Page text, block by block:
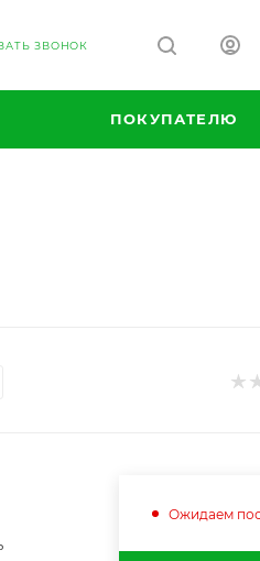
ЗВОНОК
ПОКУПАТЕЛЮ
Ожидаем